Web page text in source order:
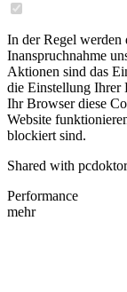
In der Regel werden
Inanspruchnahme
Aktionen sind das
die Einstellung Ihrer
Ihr Browser diese
Website
blockiert sind.
Shared with
Performance
mehr